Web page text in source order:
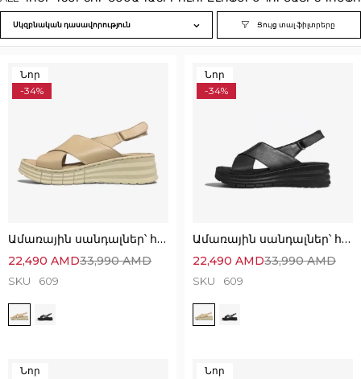
Սկզբնական դասավորություն
Նոր
-34%
Ամառային սանդալներ՝ հիանալի հարմարավետ ընտրություն
33,990AMD
22,490 AMD
SKU 609
Նոր
-34%
Ամառային սանդալներ՝ հիանալի հարմարավետ ընտրություն
33,990AMD
22,490 AMD
SKU 609
Նոր
Նոր